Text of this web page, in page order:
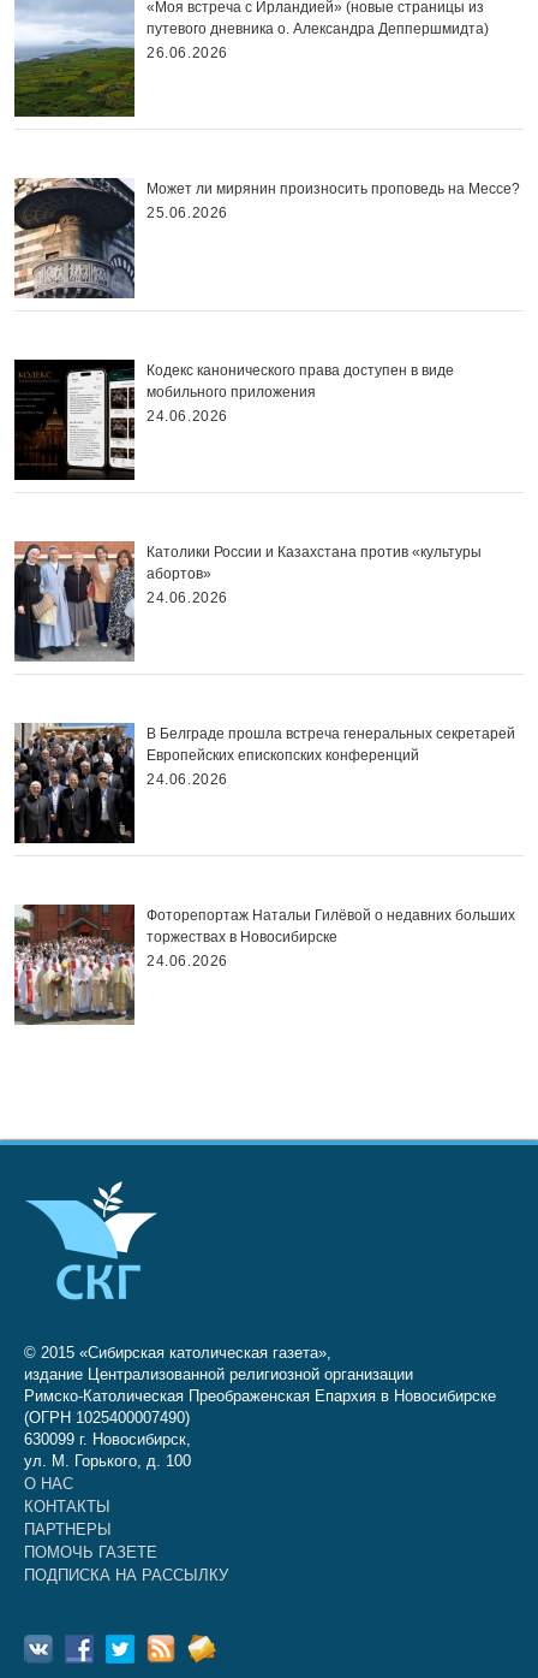
«Моя встреча с Ирландией» (новые страницы из
путевого дневника о. Александра Деппершмидта)
26.06.2026
Может ли мирянин произносить проповедь на Мессе?
25.06.2026
Кодекс канонического права доступен в виде
мобильного приложения
24.06.2026
Католики России и Казахстана против «культуры
абортов»
24.06.2026
В Белграде прошла встреча генеральных секретарей
Европейских епископских конференций
24.06.2026
Фоторепортаж Натальи Гилёвой о недавних больших
торжествах в Новосибирске
24.06.2026
© 2015 «Сибирская католическая газета»,
издание Централизованной религиозной организации
Римско-Католическая Преображенская Епархия в Новосибирске
(ОГРН 1025400007490)
630099 г. Новосибирск,
ул. М. Горького, д. 100
О НАС
КОНТАКТЫ
ПАРТНЕРЫ
ПОМОЧЬ ГАЗЕТЕ
ПОДПИСКА НА РАССЫЛКУ